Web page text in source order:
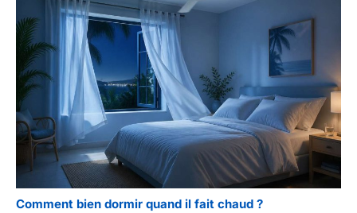
Comment bien dormir quand il fait chaud ?